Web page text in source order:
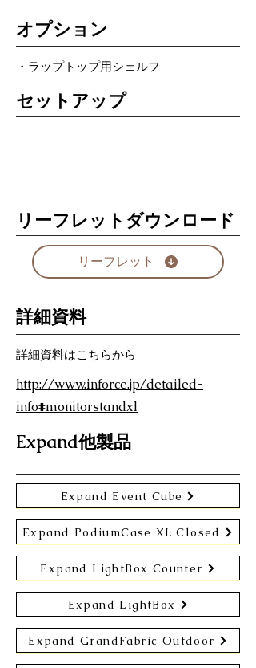
オプション
・ラップトップ用シェルフ
セットアップ
リーフレットダウンロード
リーフレット
詳細資料
詳細資料はこちらから
http://www.inforce.jp/detailed-
info#monitorstandxl
Expand他製品
Expand Event Cube
Expand PodiumCase XL Closed
Expand LightBox Counter
Expand LightBox
Expand GrandFabric Outdoor